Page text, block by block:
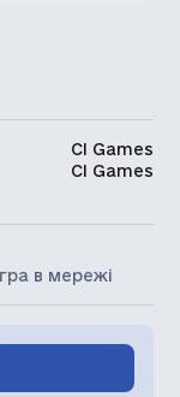
CI Games
CI Games
в мережі